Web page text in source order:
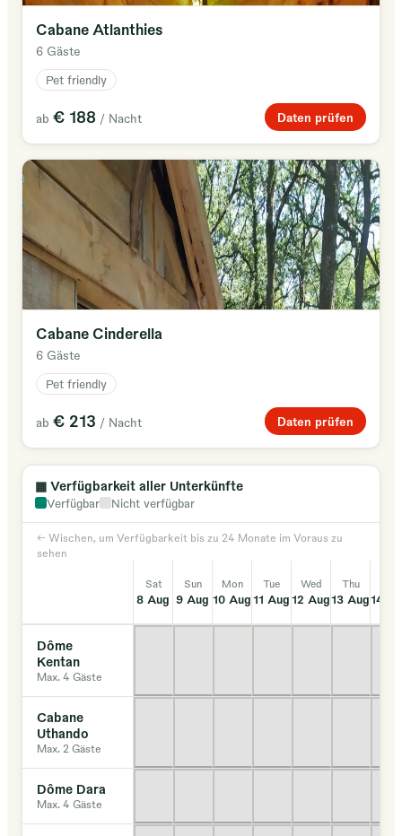
Cabane Atlanthies
6 Gäste
Pet friendly
ab € 188 / Nacht Daten prüfen
Cabane Cinderella
6 Gäste
Pet friendly
ab € 213 / Nacht Daten prüfen
▦ Verfügbarkeit aller Unterkünfte
Verfügbar Nicht verfügbar
← Wischen, um Verfügbarkeit bis zu 24 Monate im Voraus zu
sehen
Sat
8 Aug
Sun
9 Aug
Mon
10 Aug
Tue
11 Aug
Wed
12 Aug
Thu
13 Aug14
Dôme
Kentan
Max. 4 Gäste
Cabane
Uthando
Max. 2 Gäste
Dôme Dara
Max. 4 Gäste